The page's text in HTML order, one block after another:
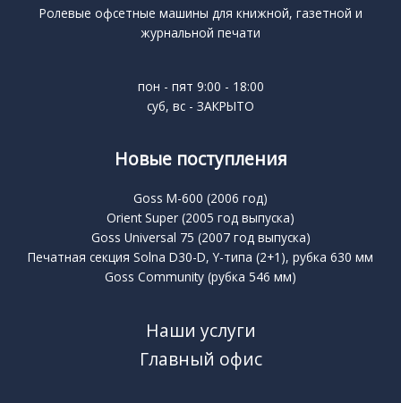
Ролевые офсетные машины для книжной, газетной и
журнальной печати
пон - пят 9:00 - 18:00
суб, вс - ЗАКРЫТО
Новые поступления
Goss M-600 (2006 год)
Orient Super (2005 год выпуска)
Goss Universal 75 (2007 год выпуска)
Печатная секция Solna D30-D, Y-типа (2+1), рубка 630 мм
Goss Community (рубка 546 мм)
Наши услуги
Главный офис